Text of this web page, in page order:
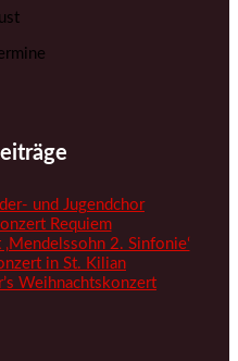
und Jugendchor
Requiem
2. Sinfonie‘
in St. Kilian
Weihnachtskonzert